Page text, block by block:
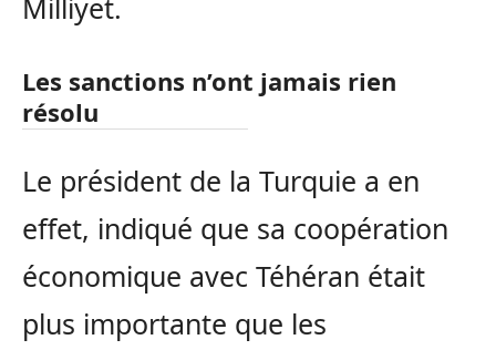
Milliyet.
Les sanctions n’ont jamais rien
résolu
Le président de la Turquie a en
effet, indiqué que sa coopération
économique avec Téhéran était
plus importante que les